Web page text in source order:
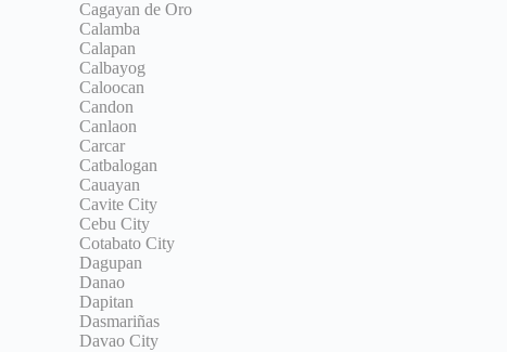
Cagayan de Oro
Calamba
Calapan
Calbayog
Caloocan
Candon
Canlaon
Carcar
Catbalogan
Cauayan
Cavite City
Cebu City
Cotabato City
Dagupan
Danao
Dapitan
Dasmariñas
Davao City